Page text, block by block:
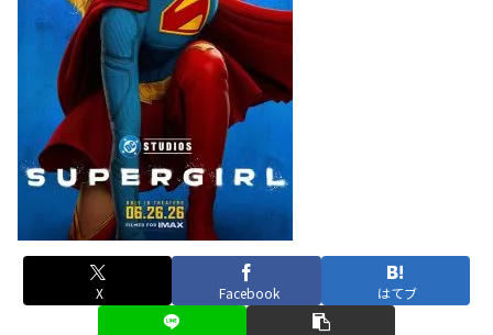
X Facebook はてブ